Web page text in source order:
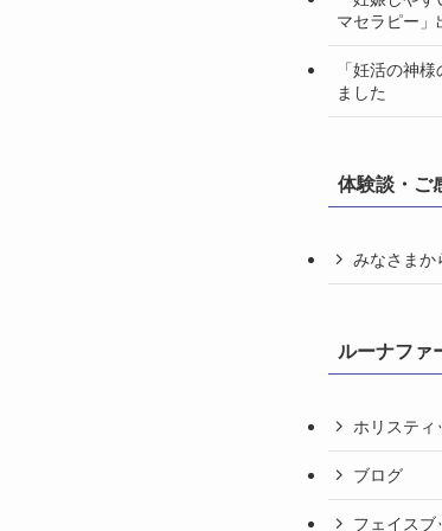
マセラピー」
「妊活の神
ました
体験談・ご
みなさまか
ルーナファ
ホリスティ
ブログ
フェイスブ